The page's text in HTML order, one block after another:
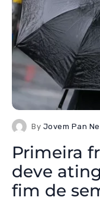
By Jovem Pan
Primeira
deve
fim de